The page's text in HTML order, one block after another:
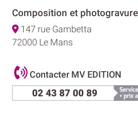
Composition et photogravure
147 rue Gambetta
72000 Le Mans
Contacter MV EDITION
02 43 87 00 89